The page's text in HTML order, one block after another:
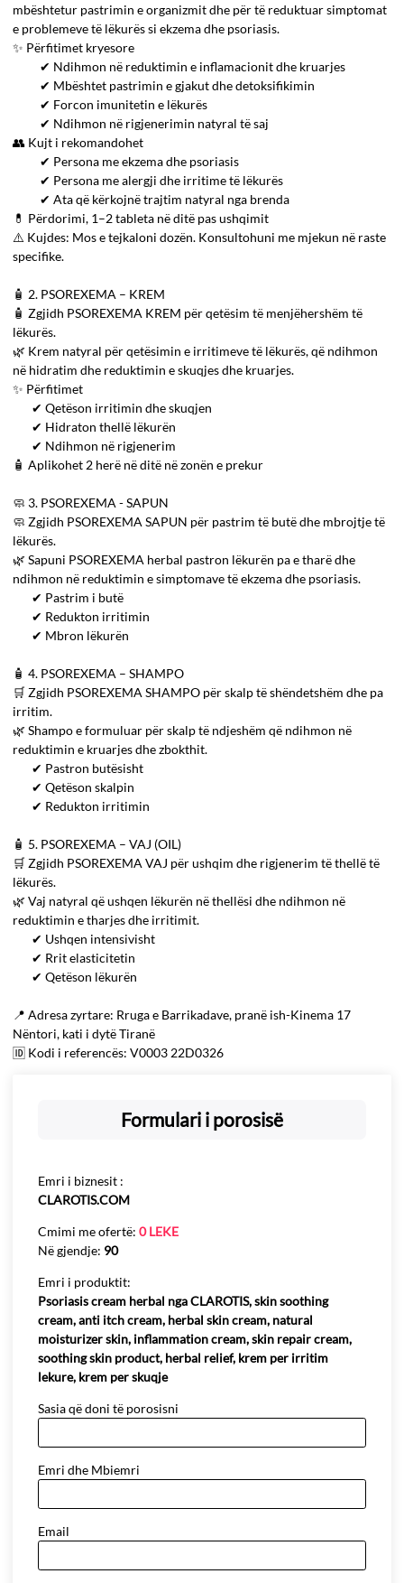
mbështetur pastrimin e organizmit dhe për të reduktuar simptomat
e problemeve të lëkurës si ekzema dhe psoriasis.
✨ Përfitimet kryesore
✔ Ndihmon në reduktimin e inflamacionit dhe kruarjes
✔ Mbështet pastrimin e gjakut dhe detoksifikimin
✔ Forcon imunitetin e lëkurës
✔ Ndihmon në rigjenerimin natyral të saj
👥 Kujt i rekomandohet
✔ Persona me ekzema dhe psoriasis
✔ Persona me alergji dhe irritime të lëkurës
✔ Ata që kërkojnë trajtim natyral nga brenda
💊 Përdorimi, 1–2 tableta në ditë pas ushqimit
⚠️ Kujdes: Mos e tejkaloni dozën. Konsultohuni me mjekun në raste
specifike.
🧴 2. PSOREXEMA – KREM
🧴 Zgjidh PSOREXEMA KREM për qetësim të menjëhershëm të
lëkurës.
🌿 Krem natyral për qetësimin e irritimeve të lëkurës, që ndihmon
në hidratim dhe reduktimin e skuqjes dhe kruarjes.
✨ Përfitimet
✔ Qetëson irritimin dhe skuqjen
✔ Hidraton thellë lëkurën
✔ Ndihmon në rigjenerim
🧴 Aplikohet 2 herë në ditë në zonën e prekur
🧼 3. PSOREXEMA - SAPUN
🧼 Zgjidh PSOREXEMA SAPUN për pastrim të butë dhe mbrojtje të
lëkurës.
🌿 Sapuni PSOREXEMA herbal pastron lëkurën pa e tharë dhe
ndihmon në reduktimin e simptomave të ekzema dhe psoriasis.
✔ Pastrim i butë
✔ Redukton irritimin
✔ Mbron lëkurën
🧴 4. PSOREXEMA – SHAMPO
🛒 Zgjidh PSOREXEMA SHAMPO për skalp të shëndetshëm dhe pa
irritim.
🌿 Shampo e formuluar për skalp të ndjeshëm që ndihmon në
reduktimin e kruarjes dhe zbokthit.
✔ Pastron butësisht
✔ Qetëson skalpin
✔ Redukton irritimin
🧴 5. PSOREXEMA – VAJ (OIL)
🛒 Zgjidh PSOREXEMA VAJ për ushqim dhe rigjenerim të thellë të
lëkurës.
🌿 Vaj natyral që ushqen lëkurën në thellësi dhe ndihmon në
reduktimin e tharjes dhe irritimit.
✔ Ushqen intensivisht
✔ Rrit elasticitetin
✔ Qetëson lëkurën
📍 Adresa zyrtare: Rruga e Barrikadave, pranë ish-Kinema 17
Nëntori, kati i dytë Tiranë
🆔 Kodi i referencës: V0003 22D0326
Formulari i porosisë
Emri i biznesit :
CLAROTIS.COM
Cmimi me ofertë: 0 LEKE
Në gjendje: 90
Emri i produktit:
Psoriasis cream herbal nga CLAROTIS, skin soothing
cream, anti itch cream, herbal skin cream, natural
moisturizer skin, inflammation cream, skin repair cream,
soothing skin product, herbal relief, krem per irritim
lekure, krem per skuqje
Sasia që doni të porosisni
Emri dhe Mbiemri
Email